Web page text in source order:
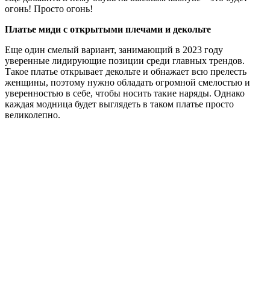
огонь! Просто огонь!
Платье миди с открытыми плечами и декольте
Еще один смелый вариант, занимающий в 2023 году
уверенные лидирующие позиции среди главных трендов.
Такое платье открывает декольте и обнажает всю прелесть
женщины, поэтому нужно обладать огромной смелостью и
уверенностью в себе, чтобы носить такие наряды. Однако
каждая модница будет выглядеть в таком платье просто
великолепно.